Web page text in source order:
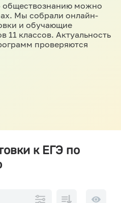
обществознанию можно
Мы собрали онлайн-
и обучающие
11 классов. Актуальность
проверяются
к ЕГЭ по
возрастанию
10 на